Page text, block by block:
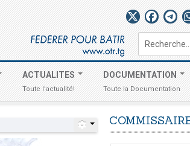
Rechercher
ACTUALITES
Toute l'actualité!
DOCUMENTATION
Toute la Documentation